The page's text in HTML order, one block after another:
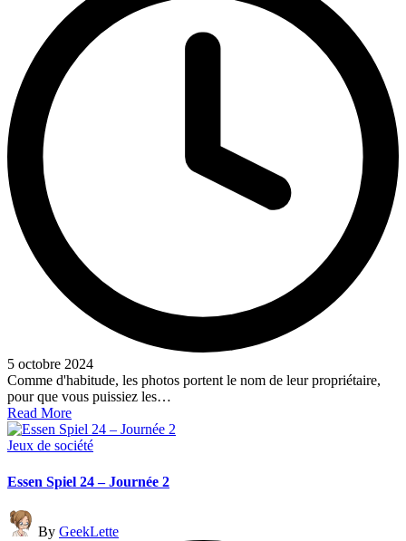
5 octobre 2024
Comme d'habitude, les photos portent le nom de leur propriétaire,
pour que vous puissiez les…
Read More
Posted
Jeux de société
Essen Spiel 24 – Journée 2
Posted
by
By GeekLette